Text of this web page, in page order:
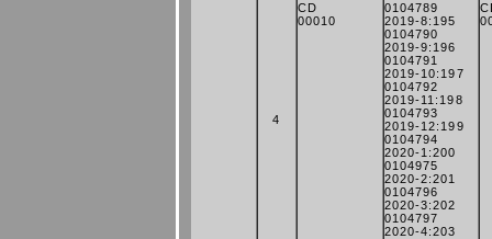
4
CD
00010
0104789
2019-8:195
0104790
2019-9:196
0104791
2019-10:197
0104792
2019-11:198
0104793
2019-12:199
0104794
2020-1:200
0104975
2020-2:201
0104796
2020-3:202
0104797
2020-4:203